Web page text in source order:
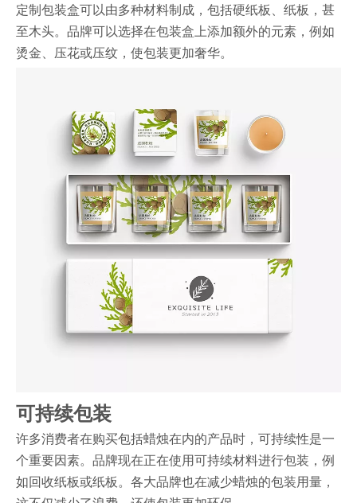
定制包装盒可以由多种材料制成，包括硬纸板、纸板，甚
至木头。品牌可以选择在包装盒上添加额外的元素，例如
烫金、压花或压纹，使包装更加奢华。
可持续包装
许多消费者在购买包括蜡烛在内的产品时，可持续性是一
个重要因素。品牌现在正在使用可持续材料进行包装，例
如回收纸板或纸板。各大品牌也在减少蜡烛的包装用量，